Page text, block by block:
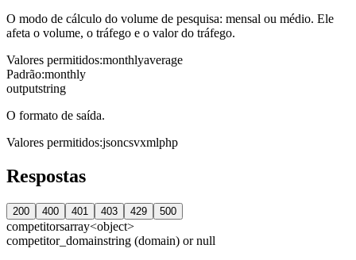
O modo de cálculo do volume de pesquisa: mensal ou médio. Ele
afeta o volume, o tráfego e o valor do tráfego.
Valores permitidos:monthlyaverage
Padrão:monthly
outputstring
O formato de saída.
Valores permitidos:jsoncsvxmlphp
Respostas
200 400 401 403 429 500
competitorsarray<object>
competitor_domainstring (domain) or null